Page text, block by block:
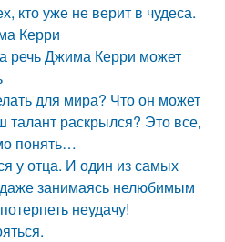
кто уже не верит в чудеса.
Керри
речь Джима Керри может
для мира? Что он может
талант раскрылся? Это все,
понять…
у отца. И один из самых
занимаясь нелюбимым
неудачу!